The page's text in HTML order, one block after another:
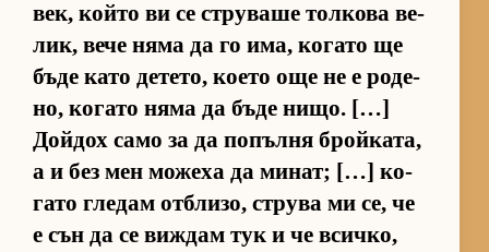
век, който ви се стру­ваше тол­кова ве­
лик, вече няма да го има, ко­гато ще
бъде като де­те­то, ко­ето още не е ро­де­
но, ко­гато няма да бъде ни­що. […]
Дой­дох само за да по­пълня брой­ка­та,
а и без мен мо­жеха да ми­нат; […] ко­
гато гле­дам от­б­ли­зо, струва ми се, че
е сън да се виж­дам тук и че всич­ко,